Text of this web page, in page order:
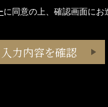
に同意の上、確認画面にお